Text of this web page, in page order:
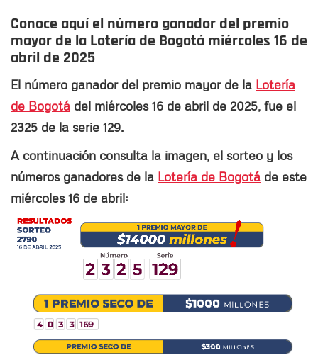
Conoce aquí el número ganador del premio
mayor de la Lotería de Bogotá miércoles 16 de
abril de 2025
El número ganador del premio mayor de la Lotería
de Bogotá del miércoles 16 de abril de 2025, fue el
2325 de la serie 129.
A continuación consulta la imagen, el sorteo y los
números ganadores de la Lotería de Bogotá de este
miércoles 16 de abril: